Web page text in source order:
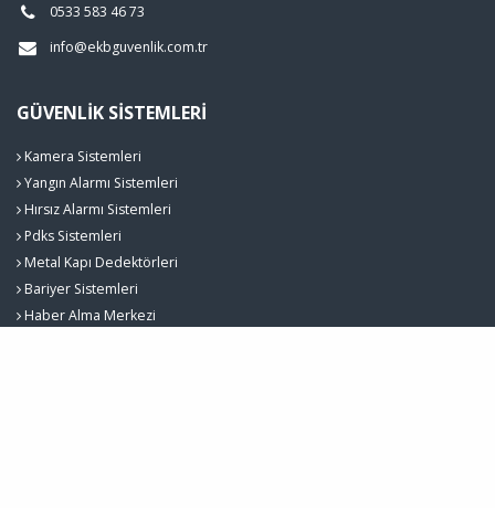
0533 583 46 73
info@ekbguvenlik.com.tr
GÜVENLIK SISTEMLERI
Kamera Sistemleri
Yangın Alarmı Sistemleri
Hırsız Alarmı Sistemleri
Pdks Sistemleri
Metal Kapı Dedektörleri
Bariyer Sistemleri
Haber Alma Merkezi